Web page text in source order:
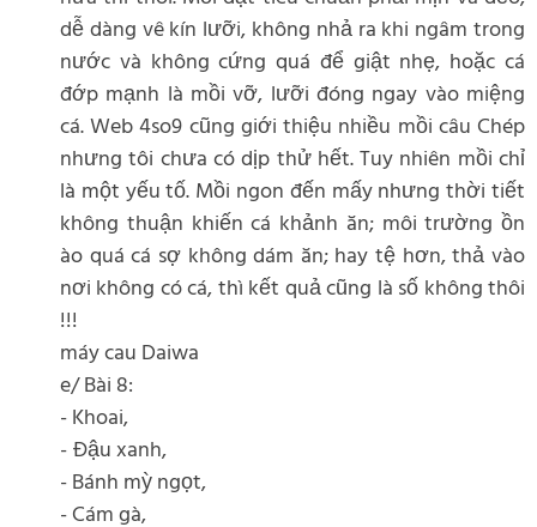
dễ dàng vê kín lưỡi, không nhả ra khi ngâm trong
nước và không cứng quá để giật nhẹ, hoặc cá
đớp mạnh là mồi vỡ, lưỡi đóng ngay vào miệng
cá. Web 4so9 cũng giới thiệu nhiều mồi câu Chép
nhưng tôi chưa có dịp thử hết. Tuy nhiên mồi chỉ
là một yếu tố. Mồi ngon đến mấy nhưng thời tiết
không thuận khiến cá khảnh ăn; môi trường ồn
ào quá cá sợ không dám ăn; hay tệ hơn, thả vào
nơi không có cá, thì kết quả cũng là số không thôi
!!!
máy cau Daiwa
e/ Bài 8:
- Khoai,
- Đậu xanh,
- Bánh mỳ ngọt,
- Cám gà,